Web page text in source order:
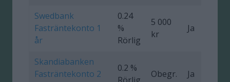
Swedbank
Fasträntekonto 1
år
0.24
%
Rörlig
5 000
kr
Ja
Skandiabanken
Fasträntekonto 2
0.2 %
Obegr. Ja